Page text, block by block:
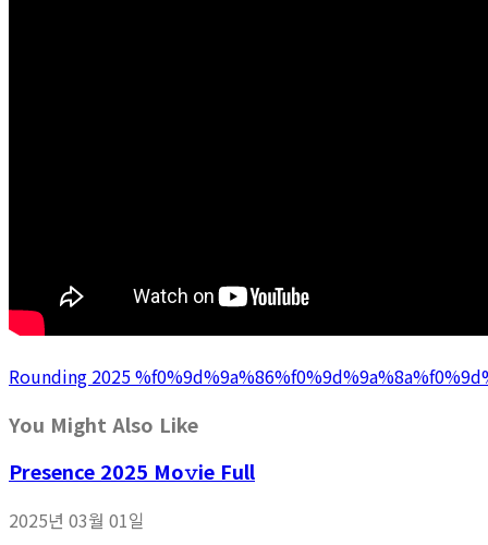
Rounding 2025
You Might Also Like
Presence 2025 Mo𝚟ie Full
2025년 03월 01일